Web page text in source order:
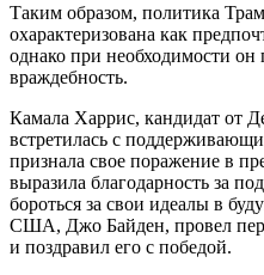
Таким образом, политика
охарактеризована как
однако при необходимости он
враждебность.
Камала Харрис, кандидат от
встретилась с
признала свое поражение в
выразила благодарность за
бороться за свои идеалы в
США, Джо Байден, провел
и поздравил его с победой.